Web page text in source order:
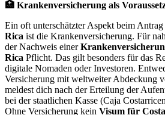
🏥 Krankenversicherung als
Ein oft unterschätzter Aspekt beim Antrag
Rica ist die Krankenversicherung. Für
der Nachweis einer
Rica Pflicht. Das gilt besonders für das
digitale Nomaden oder Investoren.
Versicherung mit weltweiter Abdeckung
meldest dich nach der Erteilung der
bei der staatlichen Kasse (Caja
Ohne Versicherung kein Visum für